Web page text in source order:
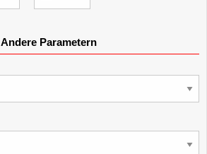
Andere Parametern